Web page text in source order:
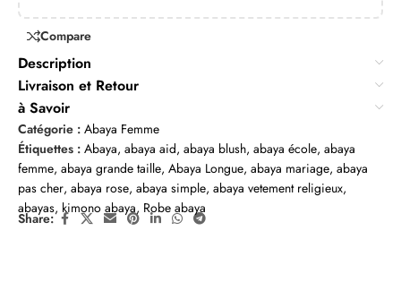
Compare
Description
Livraison et Retour
à Savoir
Catégorie : Abaya Femme
Étiquettes : Abaya, abaya aid, abaya blush, abaya école, abaya
femme, abaya grande taille, Abaya Longue, abaya mariage, abaya
pas cher, abaya rose, abaya simple, abaya vetement religieux,
abayas, kimono abaya, Robe abaya
Share: